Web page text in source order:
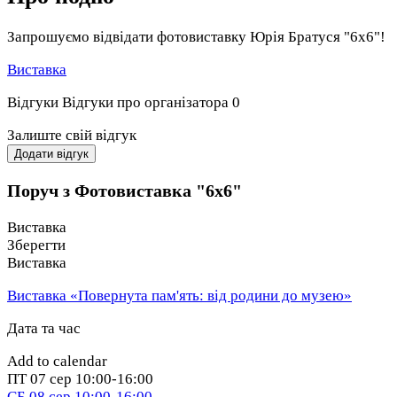
Запрошуємо відвідати фотовиставку Юрія Братуся "6х6"!
Виставка
Відгуки Відгуки про організатора 0
Залиште свій відгук
Додати відгук
Поруч з Фотовиставка "6х6"
Виставка
Зберегти
Виставка
Виставка «Повернута пам'ять: від родини до музею»
Дата та час
Add to calendar
ПТ 07 сер 10:00-16:00